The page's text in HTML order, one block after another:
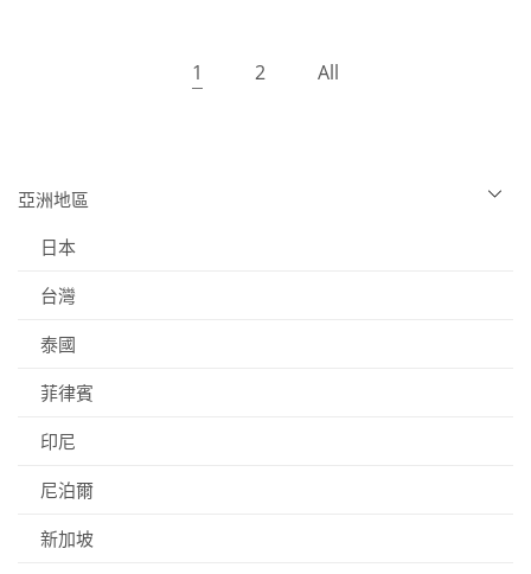
1 2 All
亞洲地區
日本
台灣
泰國
菲律賓
印尼
尼泊爾
新加坡